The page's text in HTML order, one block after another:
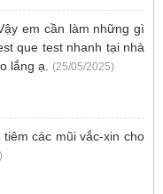
em cần làm những gì
que test nhanh tại nhà
lắng ạ. (25/05/2025)
các mũi vắc-xin cho